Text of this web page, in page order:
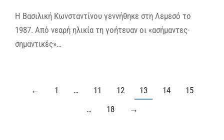
Η Βασιλική Κωνσταντίνου γεννήθηκε στη Λεμεσό το
1987. Από νεαρή ηλικία τη γοήτευαν οι «ασήμαντες-
σημαντικές»…
← 1 … 11 12 13 14
15
…
18 →